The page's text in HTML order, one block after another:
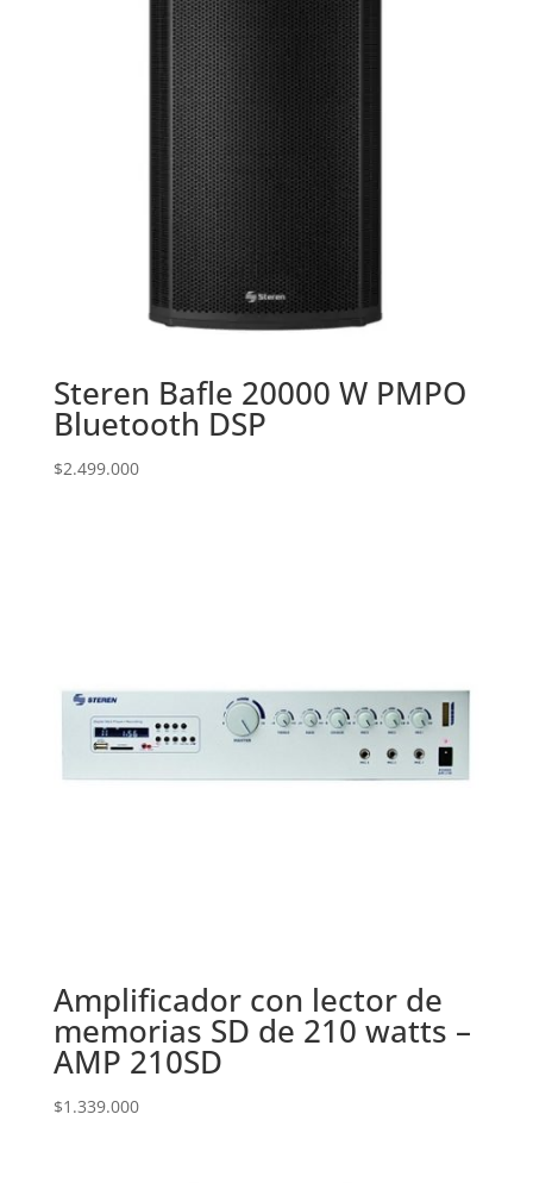
Steren Bafle 20000 W PMPO
Bluetooth DSP
$2.499.000
Amplificador con lector de
memorias SD de 210 watts –
AMP 210SD
$1.339.000